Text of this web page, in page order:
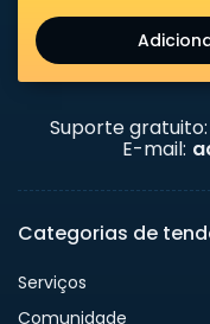
Suporte gratuito:
E-mail:
Categorias de
Serviços
Comunidade